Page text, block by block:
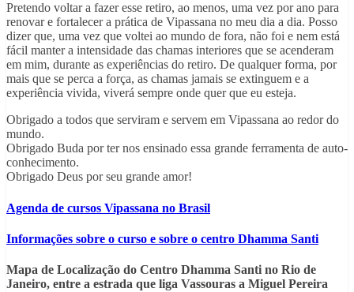
Pretendo voltar a fazer esse retiro, ao menos, uma vez por ano para
renovar e fortalecer a prática de Vipassana no meu dia a dia. Posso
dizer que, uma vez que voltei ao mundo de fora, não foi e nem está
fácil manter a intensidade das chamas interiores que se acenderam
em mim, durante as experiências do retiro. De qualquer forma, por
mais que se perca a força, as chamas jamais se extinguem e a
experiência vivida, viverá sempre onde quer que eu esteja.
Obrigado a todos que serviram e servem em Vipassana ao redor do
mundo.
Obrigado Buda por ter nos ensinado essa grande ferramenta de auto-
conhecimento.
Obrigado Deus por seu grande amor!
Agenda de cursos Vipassana no Brasil
Informações sobre o curso e sobre o centro Dhamma Santi
Mapa de Localização do Centro Dhamma Santi no Rio de
Janeiro, entre a estrada que liga Vassouras a Miguel Pereira